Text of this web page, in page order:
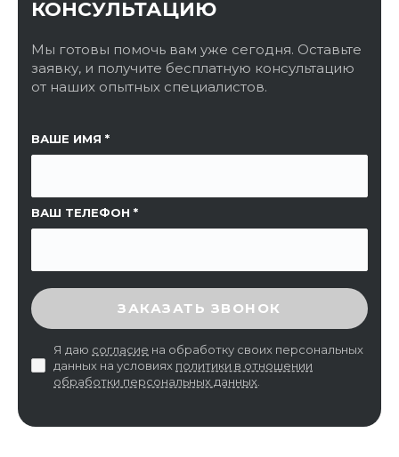
КОНСУЛЬТАЦИЮ
Мы готовы помочь вам уже сегодня. Оставьте
заявку, и получите бесплатную консультацию
от наших опытных специалистов.
ВАШЕ ИМЯ
ВАШ ТЕЛЕФОН
ССЫЛКА НА СТРАНИЦУ
ВВЕДИТЕ ПРОВЕРОЧНЫЙ КОД
ЗАКАЗАТЬ ЗВОНОК
Я даю согласие на обработку своих персональных
данных на условиях политики в отношении
обработки персональных данных